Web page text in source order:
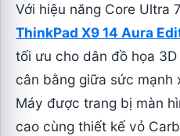
Với hiệu năng Core Ultra
ThinkPad X9 14 Aura
tối ưu cho dân đồ họa
cân bằng giữa sức
Máy được trang bị màn
cao cùng thiết kế vỏ